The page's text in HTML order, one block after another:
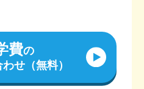
費の
せ（無料）